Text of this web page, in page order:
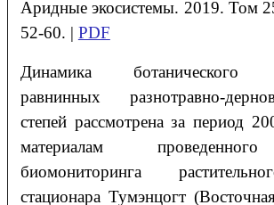
Аридные экосистемы. 2019. Том
52-60. | PDF
Динамика ботанического
равнинных разнотравно-
степей рассмотрена за период
материалам
биомониторинга
стационара Тумэнцогт